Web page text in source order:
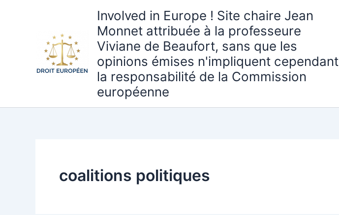
Involved in Europe ! Site chaire Jean
Monnet attribuée à la professeure
Viviane de Beaufort, sans que les
opinions émises n'impliquent cependant
la responsabilité de la Commission
européenne
coalitions politiques